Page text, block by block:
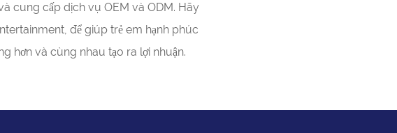
cung cấp dịch vụ OEM và ODM. Hãy
để giúp trẻ em hạnh phúc
hơn và cùng nhau tạo ra lợi nhuận.